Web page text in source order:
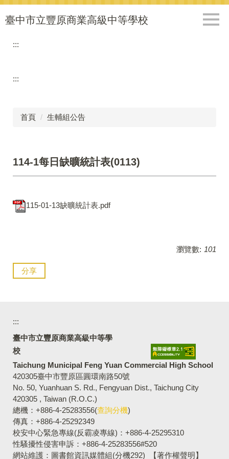
跳
到
臺中市立豐原商業高級中等學校
:::
:::
首頁 生輔組公告
114-1每日缺曠統計表(0113)
115-01-13缺曠統計表.pdf
瀏覽數: 101
分享
:::
臺中市立豐原商業高級中等學
校
Taichung Municipal Feng Yuan Commercial High School
420305臺中市豐原區圓環南路50號
No. 50, Yuanhuan S. Rd., Fengyuan Dist., Taichung City
420305 , Taiwan (R.O.C.)
總機：+886-4-25283556(查詢分機)
傳真：+886-4-25292349
校安中心緊急專線(反霸凌專線)：+886-4-25295310
性騷擾性侵害申訴：+886-4-25283556#520
網站維護：圖書館資訊媒體組(分機292)
【著作權聲明】